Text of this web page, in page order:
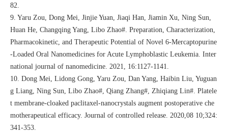
82.
9. Yaru Zou, Dong Mei, Jinjie Yuan, Jiaqi Han, Jiamin Xu, Ning Sun,
Huan He, Changqing Yang, Libo Zhao#. Preparation, Characterization,
Pharmacokinetic, and Therapeutic Potential of Novel 6-Mercaptopurine
-Loaded Oral Nanomedicines for Acute Lymphoblastic Leukemia. Inter
national journal of nanomedicine. 2021, 16:1127-1141.
10. Dong Mei, Lidong Gong, Yaru Zou, Dan Yang, Haibin Liu, Yuguan
g Liang, Ning Sun, Libo Zhao#, Qiang Zhang#, Zhiqiang Lin#. Platele
t membrane-cloaked paclitaxel-nanocrystals augment postoperative che
motherapeutical efficacy. Journal of controlled release. 2020,08 10;324:
341-353.